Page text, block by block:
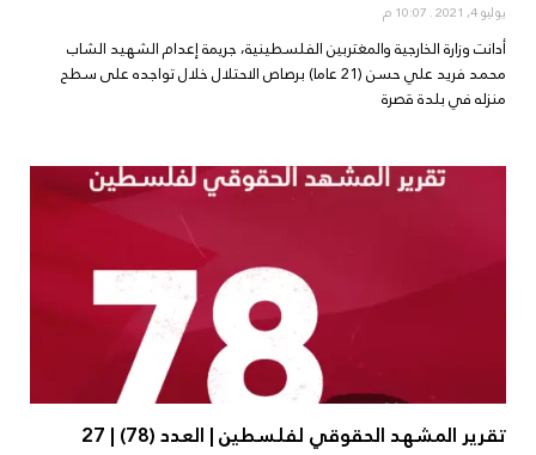
يوليو 4, 2021
أدانت وزارة الخارجية والمغتربين الفلسطينية، جريمة إعدام الشهيد الشاب
محمد فريد علي حسن (21 عاما) برصاص الاحتلال خلال تواجده على سطح
منزله في بلدة قصرة
تقرير المشهد الحقوقي لفلسطين | العدد (78) | 27